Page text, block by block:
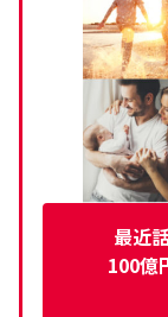
最近
100億